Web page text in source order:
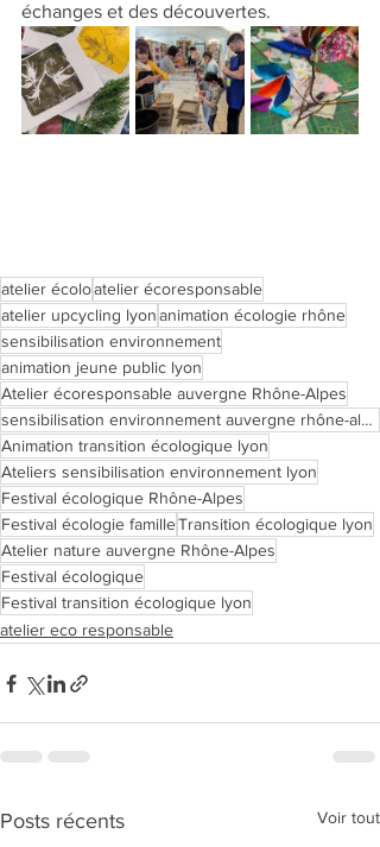
échanges et des découvertes.
atelier écoloatelier écoresponsable
atelier upcycling lyonanimation écologie rhône
sensibilisation environnement
animation jeune public lyon
Atelier écoresponsable auvergne Rhône-Alpes
sensibilisation environnement auvergne rhône-alpes
Animation transition écologique lyon
Ateliers sensibilisation environnement lyon
Festival écologique Rhône-Alpes
Festival écologie familleTransition écologique lyon
Atelier nature auvergne Rhône-Alpes
Festival écologique
Festival transition écologique lyon
atelier eco responsable
Posts récents Voir tout